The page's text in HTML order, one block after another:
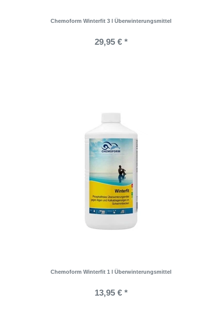
Chemoform Winterfit 3 l Überwinterungsmittel
29,95 € *
Chemoform Winterfit 1 l Überwinterungsmittel
13,95 € *